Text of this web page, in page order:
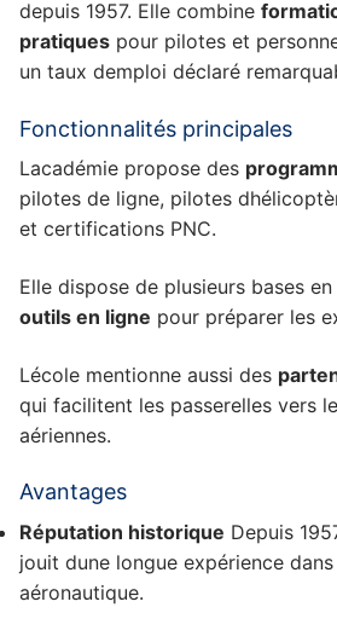
depuis 1957. Elle combine
pratiques pour pilotes et
un taux demploi déclaré
Fonctionnalités principales
Lacadémie propose des
pilotes de ligne, pilotes
et certifications PNC.
Elle dispose de plusieurs bases
outils en ligne pour préparer les
Lécole mentionne aussi des
qui facilitent les passerelles vers
aériennes.
Avantages
Réputation historique Depuis
jouit dune longue expérience
aéronautique.